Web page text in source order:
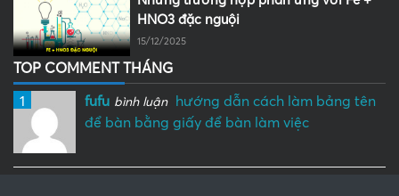
HNO3 đặc nguội
15/12/2025
TOP COMMENT THÁNG
1 fufu bình luận
hướng dẫn cách làm bảng tên
để bàn bằng giấy để bàn làm việc